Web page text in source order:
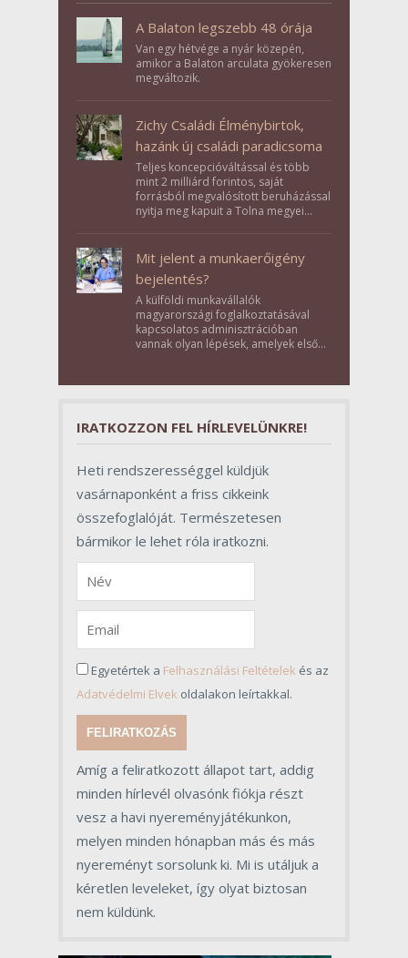
A Balaton legszebb 48 órája
Van egy hétvége a nyár közepén,
amikor a Balaton arculata gyökeresen
megváltozik.
Zichy Családi Élménybirtok,
hazánk új családi paradicsoma
Teljes koncepcióváltással és több
mint 2 milliárd forintos, saját
forrásból megvalósított beruházással
nyitja meg kapuit a Tolna megyei
Mit jelent a munkaerőigény
bejelentés?
A külföldi munkavállalók
magyarországi foglalkoztatásával
kapcsolatos adminisztrációban
vannak olyan lépések, amelyek első
szerepet töltenek be az egész
IRATKOZZON FEL HÍRLEVELÜNKRE!
Heti rendszerességgel küldjük
vasárnaponként a friss cikkeink
összefoglalóját. Természetesen
bármikor le lehet róla iratkozni.
Egyetértek a Felhasználási Feltételek és az
Adatvédelmi Elvek oldalakon leírtakkal.
FELIRATKOZÁS
Amíg a feliratkozott állapot tart, addig
minden hírlevél olvasónk fiókja részt
vesz a havi nyereményjátékunkon,
melyen minden hónapban más és más
nyereményt sorsolunk ki. Mi is utáljuk a
kéretlen leveleket, így olyat biztosan
nem küldünk.